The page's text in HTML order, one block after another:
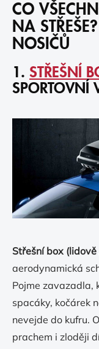
CO
NA
NOSIČŮ
1. STŘEŠNÍ
SPORTOVNÍ
Střešní box (lidově
aerodynamická
Pojme zavazadla,
spacáky, kočárek
nevejde do kufru.
prachem i zloději